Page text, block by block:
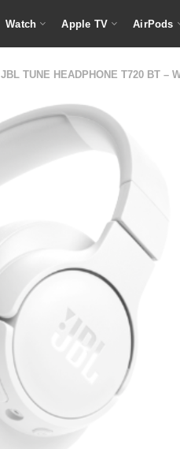
Watch Apple TV AirPods
JBL TUNE HEADPHONE T720 BT –